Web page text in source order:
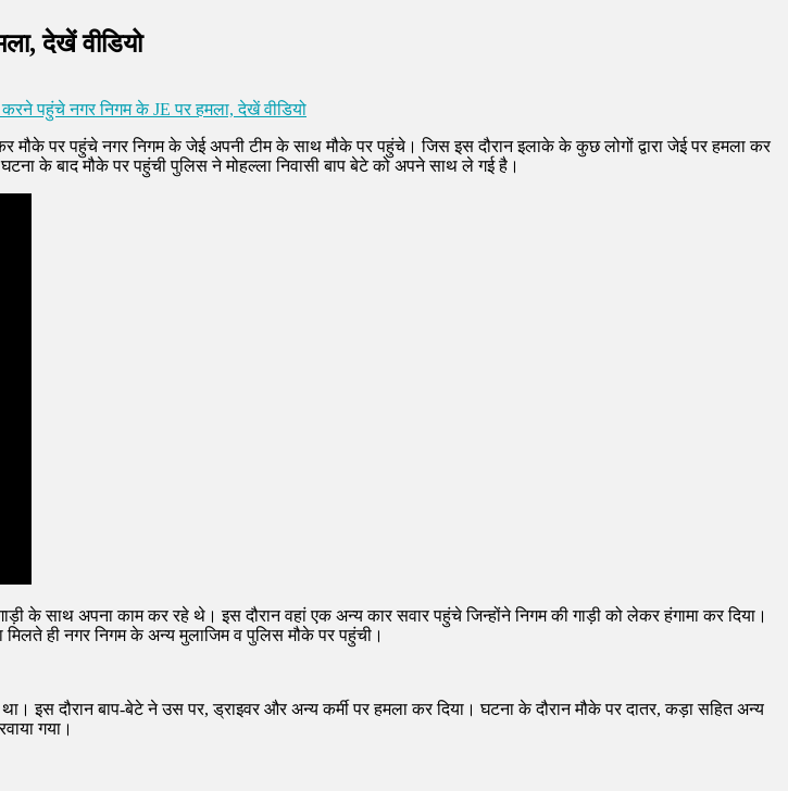
देखें वीडियो
पहुंचे नगर निगम के JE पर हमला, देखें वीडियो
पर पहुंचे नगर निगम के जेई अपनी टीम के साथ मौके पर पहुंचे। जिस इस दौरान इलाके के कुछ लोगों द्वारा जेई पर हमला कर
के बाद मौके पर पहुंची पुलिस ने मोहल्ला निवासी बाप बेटे को अपने साथ ले गई है।
के साथ अपना काम कर रहे थे। इस दौरान वहां एक अन्य कार सवार पहुंचे जिन्होंने निगम की गाड़ी को लेकर हंगामा कर दिया।
मिलते ही नगर निगम के अन्य मुलाजिम व पुलिस मौके पर पहुंची।
इस दौरान बाप-बेटे ने उस पर, ड्राइवर और अन्य कर्मी पर हमला कर दिया। घटना के दौरान मौके पर दातर, कड़ा सहित अन्य
गया।